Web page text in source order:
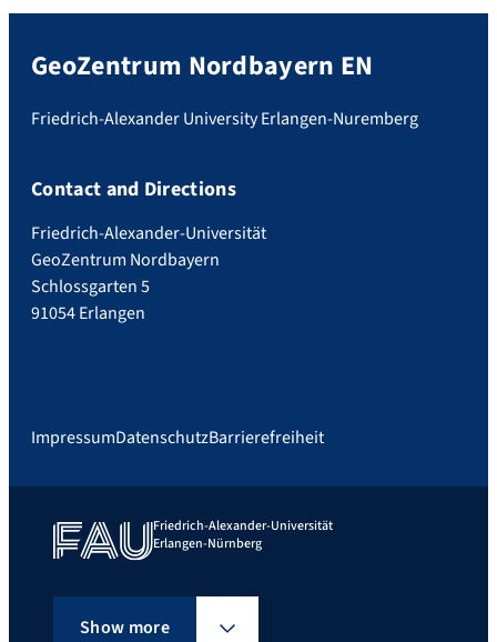
GeoZentrum Nordbayern EN
Friedrich-Alexander University Erlangen-Nuremberg
Contact and Directions
Friedrich-Alexander-Universität
GeoZentrum Nordbayern
Schlossgarten 5
91054 Erlangen
ImpressumDatenschutzBarrierefreiheit
Friedrich-Alexander-Universität
Erlangen-Nürnberg
Show more